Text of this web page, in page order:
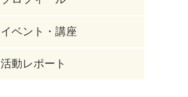
イベント・講座
活動レポート